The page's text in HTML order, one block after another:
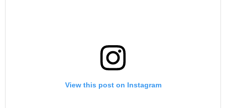
View this post on Instagram